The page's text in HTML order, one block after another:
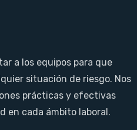
a los equipos para que
situación de riesgo. Nos
prácticas y efectivas
en cada ámbito laboral.